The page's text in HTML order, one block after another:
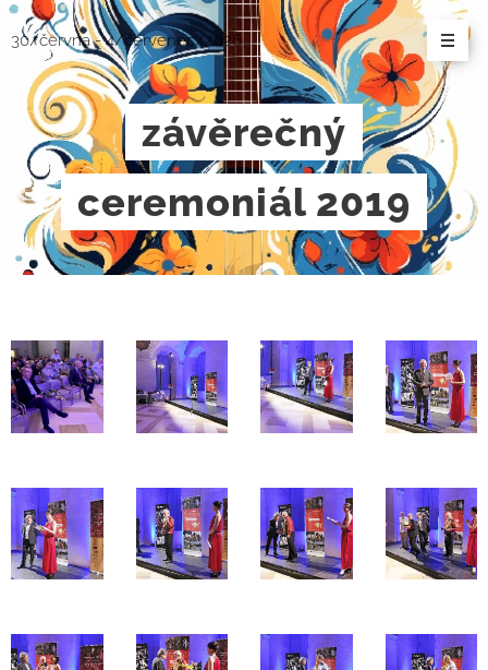
30/června - 4/červenec/2026
závěrečný
ceremoniál 2019